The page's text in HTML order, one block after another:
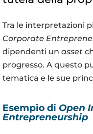
Tra le interpretazioni
Corporate
dipendenti un asset
progresso. A questo
tematica e le sue
Esempio di Open
Entrepreneurship